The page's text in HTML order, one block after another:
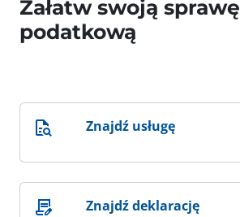
Załatw swoją sprawę
podatkową
Znajdź usługę
Znajdź deklarację